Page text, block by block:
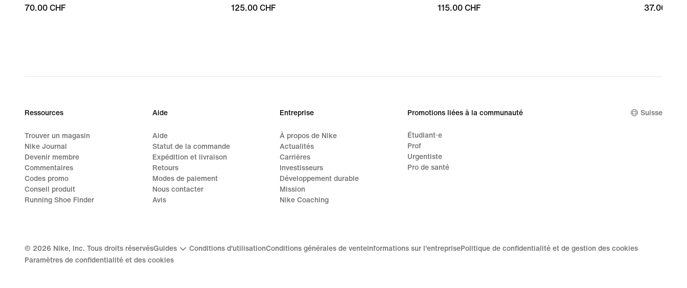
70.00 CHF
70.00 CHF
125.00 CHF
125.00 CHF
115.00 CHF
115.00 CHF
37.00 CHF
37.00 CHF
Ressources
Trouver un magasin
Nike Journal
Devenir membre
Commentaires
Codes promo
Conseil produit
Running Shoe Finder
Aide
Aide
Statut de la commande
Expédition et livraison
Retours
Modes de paiement
Nous contacter
Avis
Entreprise
À propos de Nike
Actualités
Carrières
Investisseurs
Développement durable
Mission
Nike Coaching
Promotions liées à la communauté
Étudiant·e
Prof
Urgentiste
Pro de santé
Suisse
© 2026 Nike, Inc. Tous droits réservésGuides Conditions d'utilisationConditions générales de vente Informations sur l'entreprisePolitique de confidentialité et de gestion des cookies
Paramètres de confidentialité et des cookies